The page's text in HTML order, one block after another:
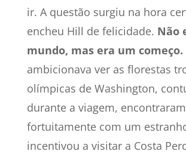
ir. A questão surgiu na hora
encheu Hill de felicidade. Não
mundo, mas era um começo.
ambicionava ver as florestas
olímpicas de Washington,
durante a viagem,
fortuitamente com um
incentivou a visitar a Costa